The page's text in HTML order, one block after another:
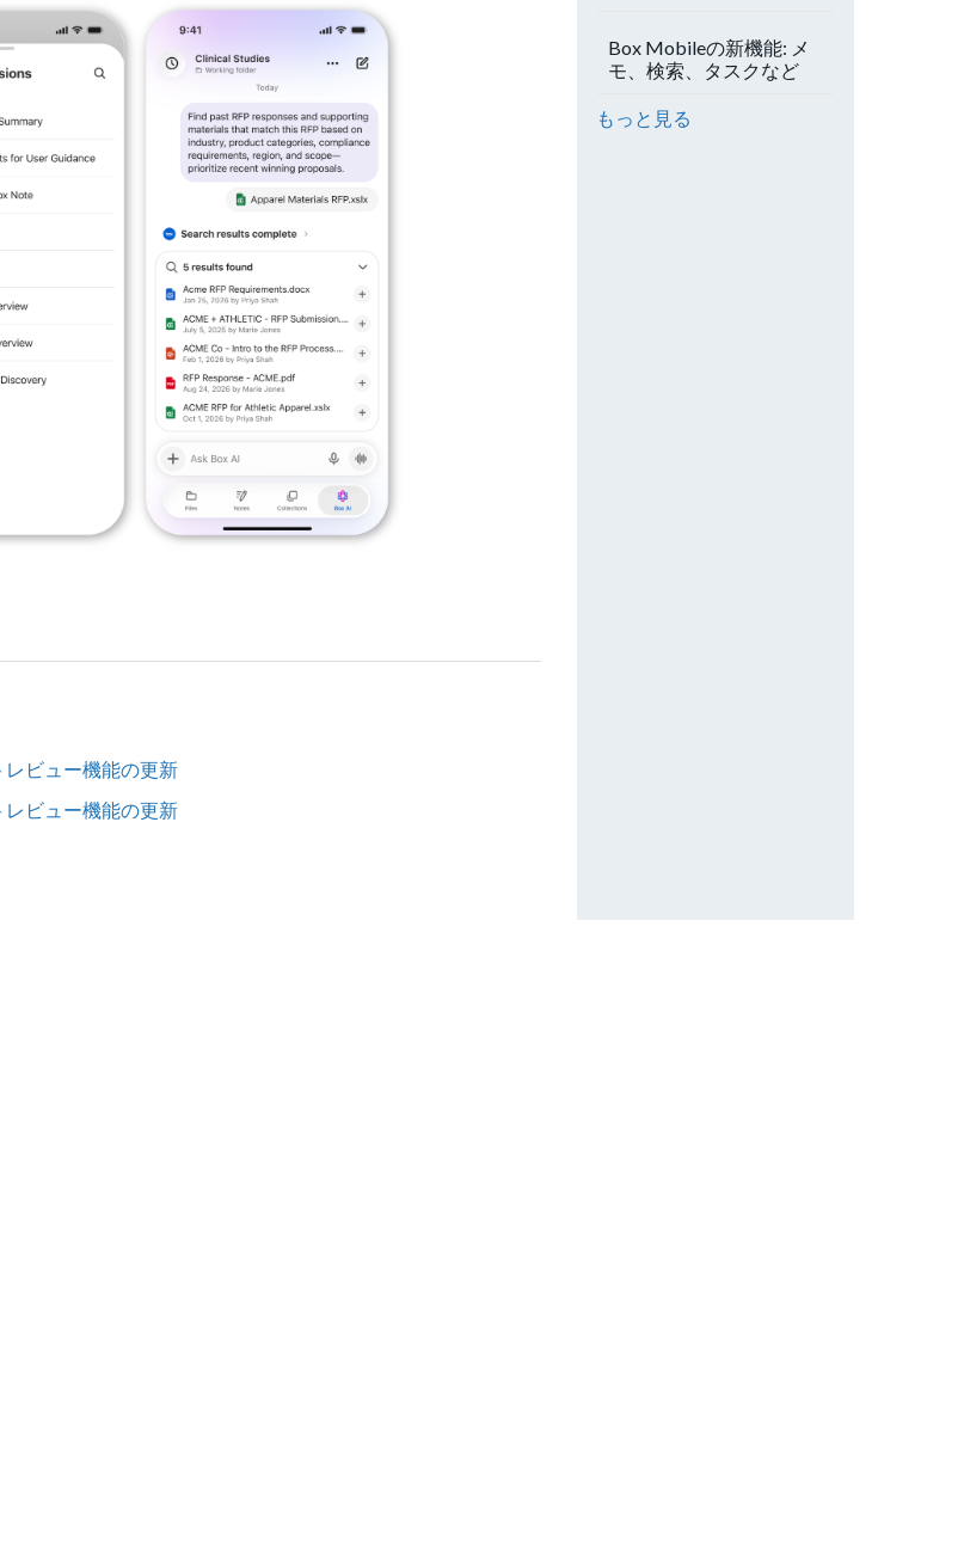
ビュー機能の更新
ビュー機能の更新
Box Mobileの新機能: メ
モ、検索、タスクなど
もっと見る